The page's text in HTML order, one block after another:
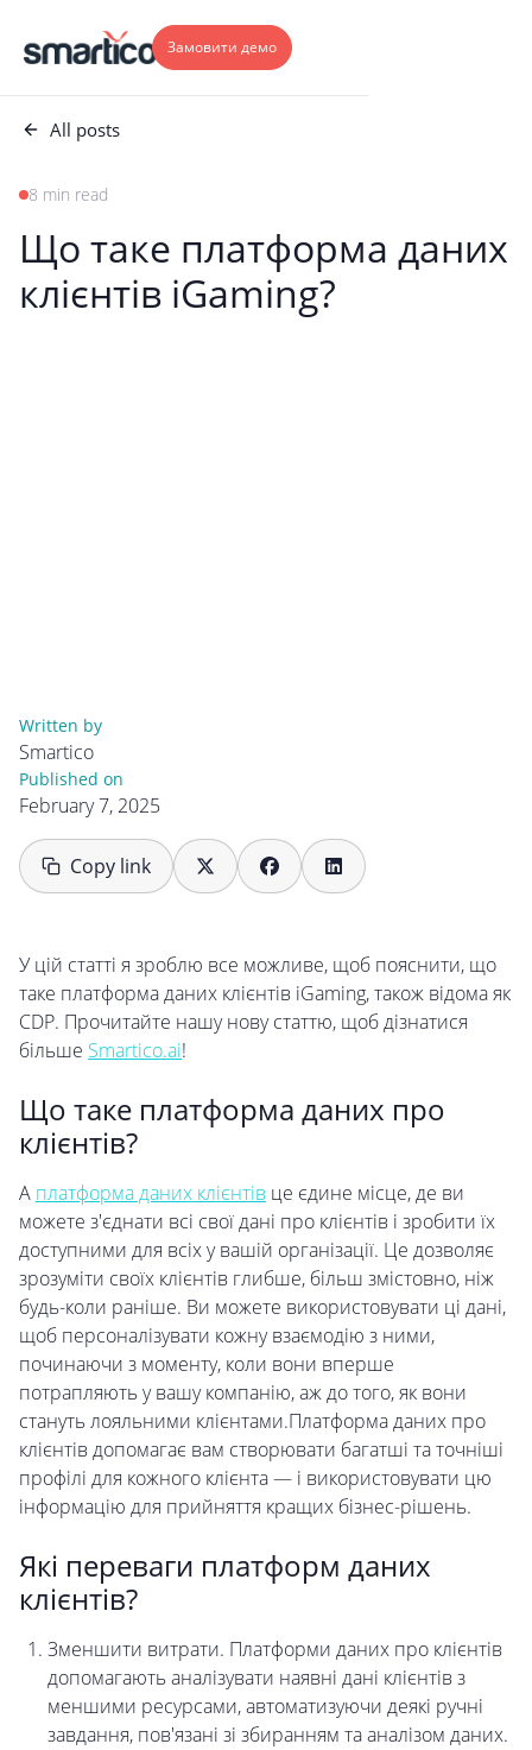
Замовити демо
All posts
8 min read
Що таке платформа даних
клієнтів iGaming?
Written by
Smartico
Published on
February 7, 2025
Copy link
У цій статті я зроблю все можливе, щоб пояснити, що
таке платформа даних клієнтів iGaming, також відома як
CDP. Прочитайте нашу нову статтю, щоб дізнатися
більше Smartico.ai!
Що таке платформа даних про
клієнтів?
А платформа даних клієнтів це єдине місце, де ви
можете з'єднати всі свої дані про клієнтів і зробити їх
доступними для всіх у вашій організації. Це дозволяє
зрозуміти своїх клієнтів глибше, більш змістовно, ніж
будь-коли раніше. Ви можете використовувати ці дані,
щоб персоналізувати кожну взаємодію з ними,
починаючи з моменту, коли вони вперше
потрапляють у вашу компанію, аж до того, як вони
стануть лояльними клієнтами.Платформа даних про
клієнтів допомагає вам створювати багатші та точніші
профілі для кожного клієнта — і використовувати цю
інформацію для прийняття кращих бізнес-рішень.
Які переваги платформ даних
клієнтів?
Зменшити витрати. Платформи даних про клієнтів
допомагають аналізувати наявні дані клієнтів з
меншими ресурсами, автоматизуючи деякі ручні
завдання, пов'язані зі збиранням та аналізом даних.